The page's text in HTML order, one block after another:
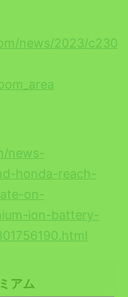
news/2023/c230
news-
honda-reach-
on-
ion-battery-
アム